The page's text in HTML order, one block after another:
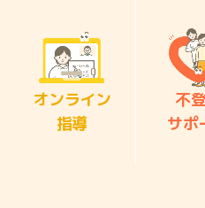
オンライン
指導
不
サポ